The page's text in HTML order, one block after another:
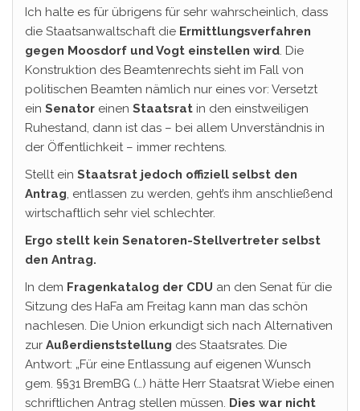
Ich halte es für übrigens für sehr wahrscheinlich, dass
die Staatsanwaltschaft die Ermittlungsverfahren
gegen Moosdorf und Vogt einstellen wird. Die
Konstruktion des Beamtenrechts sieht im Fall von
politischen Beamten nämlich nur eines vor: Versetzt
ein Senator einen Staatsrat in den einstweiligen
Ruhestand, dann ist das – bei allem Unverständnis in
der Öffentlichkeit – immer rechtens.
Stellt ein Staatsrat jedoch offiziell selbst den
Antrag, entlassen zu werden, geht’s ihm anschließend
wirtschaftlich sehr viel schlechter.
Ergo stellt kein Senatoren-Stellvertreter selbst
den Antrag.
In dem Fragenkatalog der CDU an den Senat für die
Sitzung des HaFa am Freitag kann man das schön
nachlesen. Die Union erkundigt sich nach Alternativen
zur Außerdienststellung des Staatsrates. Die
Antwort: „Für eine Entlassung auf eigenen Wunsch
gem. §§31 BremBG (…) hätte Herr Staatsrat Wiebe einen
schriftlichen Antrag stellen müssen. Dies war nicht